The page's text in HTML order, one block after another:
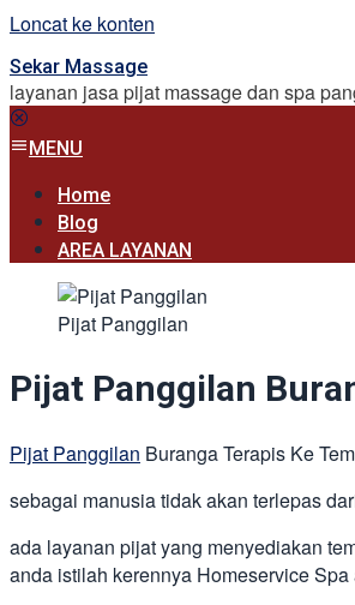
Loncat ke konten
Sekar Massage
layanan jasa pijat massage dan spa
MENU
Home
Blog
AREA LAYANAN
Pijat Panggilan
Pijat Panggilan
Pijat Panggilan Buranga Terapis Ke
sebagai manusia tidak akan terlepas
ada layanan pijat yang menyediakan
anda istilah kerennya Homeservice